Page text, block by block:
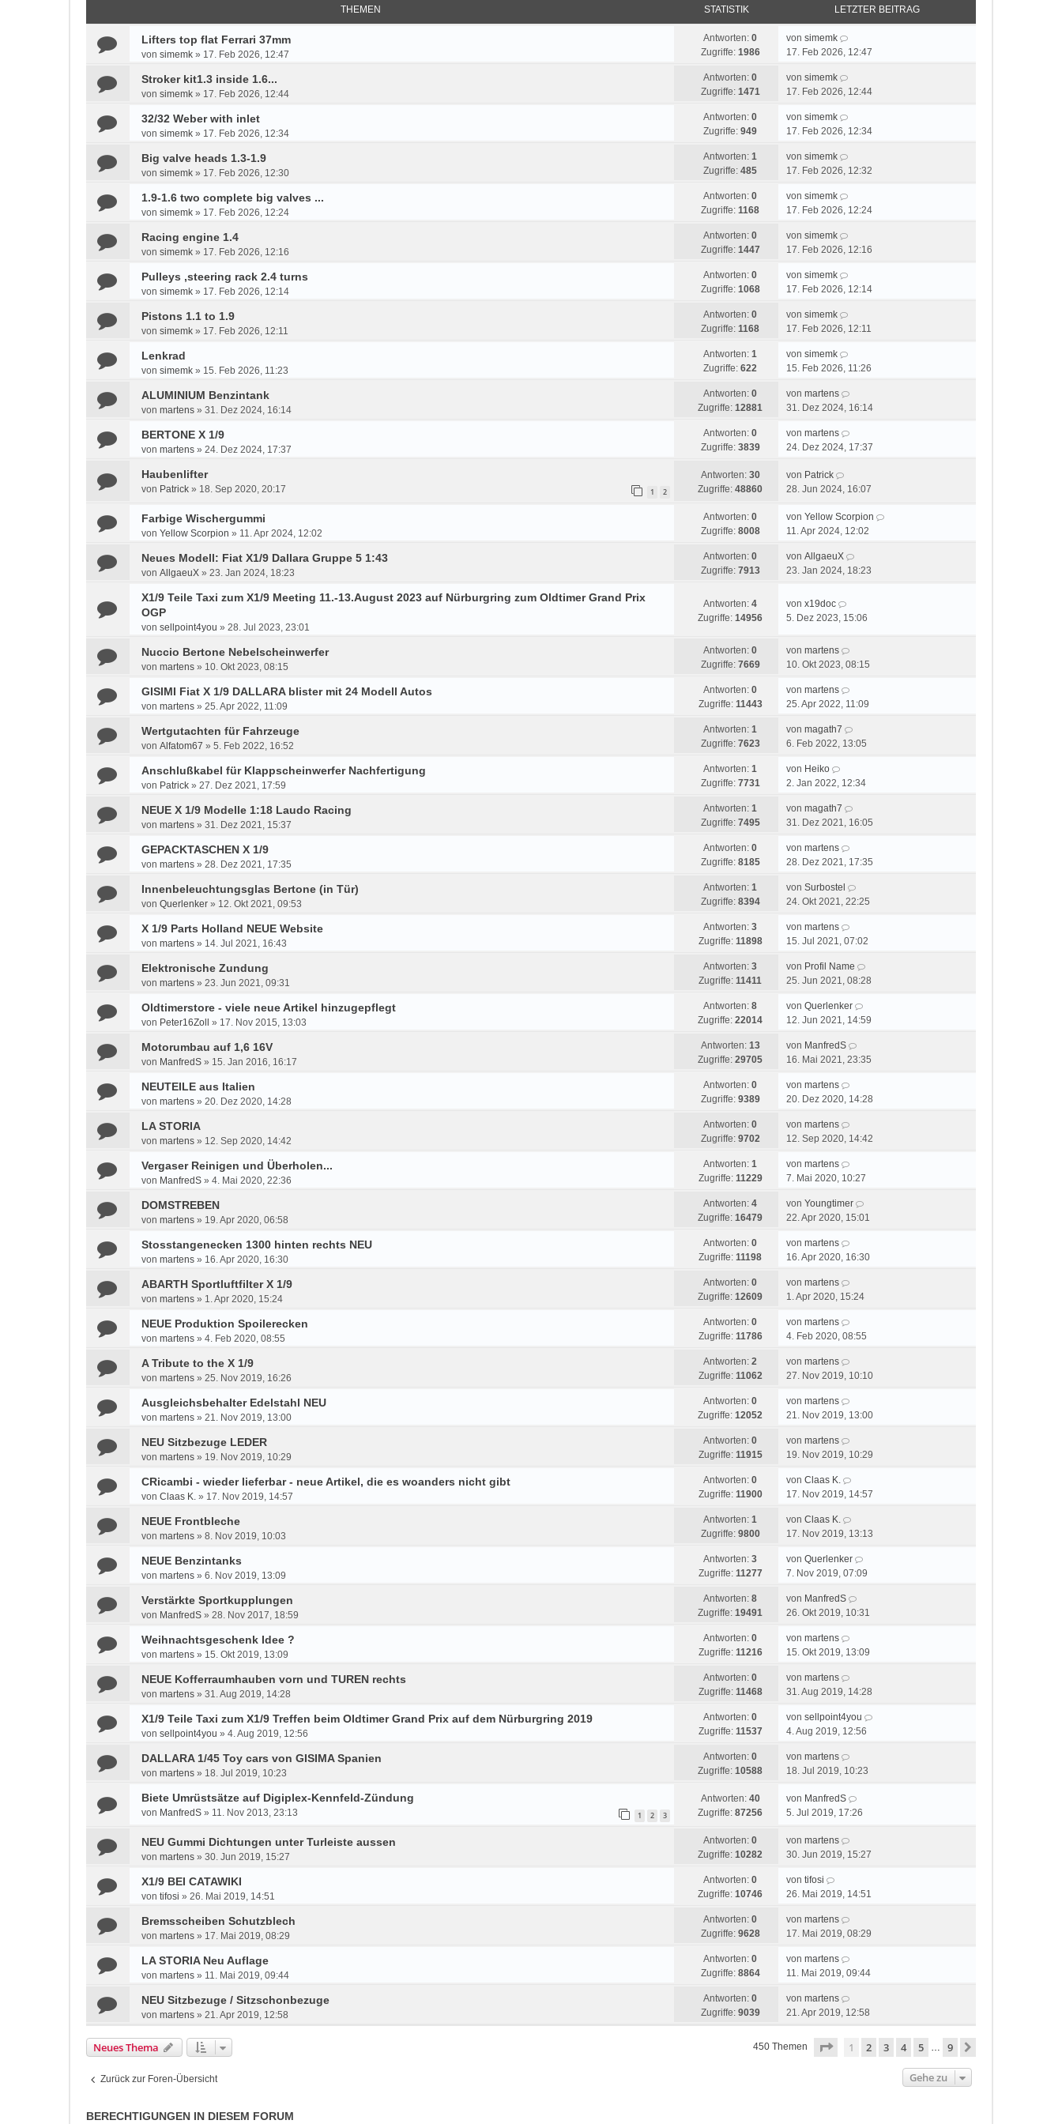
THEMEN STATISTIK LETZTER BEITRAG
Lifters top flat Ferrari 37mm
von simemk » 17. Feb 2026, 12:47
Antworten: 0
Zugriffe: 1986
von simemk
17. Feb 2026, 12:47
Stroker kit1.3 inside 1.6...
von simemk » 17. Feb 2026, 12:44
Antworten: 0
Zugriffe: 1471
von simemk
17. Feb 2026, 12:44
32/32 Weber with inlet
von simemk » 17. Feb 2026, 12:34
Antworten: 0
Zugriffe: 949
von simemk
17. Feb 2026, 12:34
Big valve heads 1.3-1.9
von simemk » 17. Feb 2026, 12:30
Antworten: 1
Zugriffe: 485
von simemk
17. Feb 2026, 12:32
1.9-1.6 two complete big valves ...
von simemk » 17. Feb 2026, 12:24
Antworten: 0
Zugriffe: 1168
von simemk
17. Feb 2026, 12:24
Racing engine 1.4
von simemk » 17. Feb 2026, 12:16
Antworten: 0
Zugriffe: 1447
von simemk
17. Feb 2026, 12:16
Pulleys ,steering rack 2.4 turns
von simemk » 17. Feb 2026, 12:14
Antworten: 0
Zugriffe: 1068
von simemk
17. Feb 2026, 12:14
Pistons 1.1 to 1.9
von simemk » 17. Feb 2026, 12:11
Antworten: 0
Zugriffe: 1168
von simemk
17. Feb 2026, 12:11
Lenkrad
von simemk » 15. Feb 2026, 11:23
Antworten: 1
Zugriffe: 622
von simemk
15. Feb 2026, 11:26
ALUMINIUM Benzintank
von martens » 31. Dez 2024, 16:14
Antworten: 0
Zugriffe: 12881
von martens
31. Dez 2024, 16:14
BERTONE X 1/9
von martens » 24. Dez 2024, 17:37
Antworten: 0
Zugriffe: 3839
von martens
24. Dez 2024, 17:37
Haubenlifter
von Patrick » 18. Sep 2020, 20:17 1 2
Antworten: 30
Zugriffe: 48860
von Patrick
28. Jun 2024, 16:07
Farbige Wischergummi
von Yellow Scorpion » 11. Apr 2024, 12:02
Antworten: 0
Zugriffe: 8008
von Yellow Scorpion
11. Apr 2024, 12:02
Neues Modell: Fiat X1/9 Dallara Gruppe 5 1:43
von AllgaeuX » 23. Jan 2024, 18:23
Antworten: 0
Zugriffe: 7913
von AllgaeuX
23. Jan 2024, 18:23
X1/9 Teile Taxi zum X1/9 Meeting 11.-13.August 2023 auf Nürburgring zum Oldtimer Grand Prix
OGP
von sellpoint4you » 28. Jul 2023, 23:01
Antworten: 4
Zugriffe: 14956
von x19doc
5. Dez 2023, 15:06
Nuccio Bertone Nebelscheinwerfer
von martens » 10. Okt 2023, 08:15
Antworten: 0
Zugriffe: 7669
von martens
10. Okt 2023, 08:15
GISIMI Fiat X 1/9 DALLARA blister mit 24 Modell Autos
von martens » 25. Apr 2022, 11:09
Antworten: 0
Zugriffe: 11443
von martens
25. Apr 2022, 11:09
Wertgutachten für Fahrzeuge
von Alfatom67 » 5. Feb 2022, 16:52
Antworten: 1
Zugriffe: 7623
von magath7
6. Feb 2022, 13:05
Anschlußkabel für Klappscheinwerfer Nachfertigung
von Patrick » 27. Dez 2021, 17:59
Antworten: 1
Zugriffe: 7731
von Heiko
2. Jan 2022, 12:34
NEUE X 1/9 Modelle 1:18 Laudo Racing
von martens » 31. Dez 2021, 15:37
Antworten: 1
Zugriffe: 7495
von magath7
31. Dez 2021, 16:05
GEPACKTASCHEN X 1/9
von martens » 28. Dez 2021, 17:35
Antworten: 0
Zugriffe: 8185
von martens
28. Dez 2021, 17:35
Innenbeleuchtungsglas Bertone (in Tür)
von Querlenker » 12. Okt 2021, 09:53
Antworten: 1
Zugriffe: 8394
von Surbostel
24. Okt 2021, 22:25
X 1/9 Parts Holland NEUE Website
von martens » 14. Jul 2021, 16:43
Antworten: 3
Zugriffe: 11898
von martens
15. Jul 2021, 07:02
Elektronische Zundung
von martens » 23. Jun 2021, 09:31
Antworten: 3
Zugriffe: 11411
von Profil Name
25. Jun 2021, 08:28
Oldtimerstore - viele neue Artikel hinzugepflegt
von Peter16Zoll » 17. Nov 2015, 13:03
Antworten: 8
Zugriffe: 22014
von Querlenker
12. Jun 2021, 14:59
Motorumbau auf 1,6 16V
von ManfredS » 15. Jan 2016, 16:17
Antworten: 13
Zugriffe: 29705
von ManfredS
16. Mai 2021, 23:35
NEUTEILE aus Italien
von martens » 20. Dez 2020, 14:28
Antworten: 0
Zugriffe: 9389
von martens
20. Dez 2020, 14:28
LA STORIA
von martens » 12. Sep 2020, 14:42
Antworten: 0
Zugriffe: 9702
von martens
12. Sep 2020, 14:42
Vergaser Reinigen und Überholen...
von ManfredS » 4. Mai 2020, 22:36
Antworten: 1
Zugriffe: 11229
von martens
7. Mai 2020, 10:27
DOMSTREBEN
von martens » 19. Apr 2020, 06:58
Antworten: 4
Zugriffe: 16479
von Youngtimer
22. Apr 2020, 15:01
Stosstangenecken 1300 hinten rechts NEU
von martens » 16. Apr 2020, 16:30
Antworten: 0
Zugriffe: 11198
von martens
16. Apr 2020, 16:30
ABARTH Sportluftfilter X 1/9
von martens » 1. Apr 2020, 15:24
Antworten: 0
Zugriffe: 12609
von martens
1. Apr 2020, 15:24
NEUE Produktion Spoilerecken
von martens » 4. Feb 2020, 08:55
Antworten: 0
Zugriffe: 11786
von martens
4. Feb 2020, 08:55
A Tribute to the X 1/9
von martens » 25. Nov 2019, 16:26
Antworten: 2
Zugriffe: 11062
von martens
27. Nov 2019, 10:10
Ausgleichsbehalter Edelstahl NEU
von martens » 21. Nov 2019, 13:00
Antworten: 0
Zugriffe: 12052
von martens
21. Nov 2019, 13:00
NEU Sitzbezuge LEDER
von martens » 19. Nov 2019, 10:29
Antworten: 0
Zugriffe: 11915
von martens
19. Nov 2019, 10:29
CRicambi - wieder lieferbar - neue Artikel, die es woanders nicht gibt
von Claas K. » 17. Nov 2019, 14:57
Antworten: 0
Zugriffe: 11900
von Claas K.
17. Nov 2019, 14:57
NEUE Frontbleche
von martens » 8. Nov 2019, 10:03
Antworten: 1
Zugriffe: 9800
von Claas K.
17. Nov 2019, 13:13
NEUE Benzintanks
von martens » 6. Nov 2019, 13:09
Antworten: 3
Zugriffe: 11277
von Querlenker
7. Nov 2019, 07:09
Verstärkte Sportkupplungen
von ManfredS » 28. Nov 2017, 18:59
Antworten: 8
Zugriffe: 19491
von ManfredS
26. Okt 2019, 10:31
Weihnachtsgeschenk Idee ?
von martens » 15. Okt 2019, 13:09
Antworten: 0
Zugriffe: 11216
von martens
15. Okt 2019, 13:09
NEUE Kofferraumhauben vorn und TUREN rechts
von martens » 31. Aug 2019, 14:28
Antworten: 0
Zugriffe: 11468
von martens
31. Aug 2019, 14:28
X1/9 Teile Taxi zum X1/9 Treffen beim Oldtimer Grand Prix auf dem Nürburgring 2019
von sellpoint4you » 4. Aug 2019, 12:56
Antworten: 0
Zugriffe: 11537
von sellpoint4you
4. Aug 2019, 12:56
DALLARA 1/45 Toy cars von GISIMA Spanien
von martens » 18. Jul 2019, 10:23
Antworten: 0
Zugriffe: 10588
von martens
18. Jul 2019, 10:23
Biete Umrüstsätze auf Digiplex-Kennfeld-Zündung
von ManfredS » 11. Nov 2013, 23:13 1 2 3
Antworten: 40
Zugriffe: 87256
von ManfredS
5. Jul 2019, 17:26
NEU Gummi Dichtungen unter Turleiste aussen
von martens » 30. Jun 2019, 15:27
Antworten: 0
Zugriffe: 10282
von martens
30. Jun 2019, 15:27
X1/9 BEI CATAWIKI
von tifosi » 26. Mai 2019, 14:51
Antworten: 0
Zugriffe: 10746
von tifosi
26. Mai 2019, 14:51
Bremsscheiben Schutzblech
von martens » 17. Mai 2019, 08:29
Antworten: 0
Zugriffe: 9628
von martens
17. Mai 2019, 08:29
LA STORIA Neu Auflage
von martens » 11. Mai 2019, 09:44
Antworten: 0
Zugriffe: 8864
von martens
11. Mai 2019, 09:44
NEU Sitzbezuge / Sitzschonbezuge
von martens » 21. Apr 2019, 12:58
Antworten: 0
Zugriffe: 9039
von martens
21. Apr 2019, 12:58
Neues Thema 450 Themen Seite von9
1 2 3 4 5 … 9
Zurück zur Foren-Übersicht Gehe zu
BERECHTIGUNGEN IN DIESEM FORUM